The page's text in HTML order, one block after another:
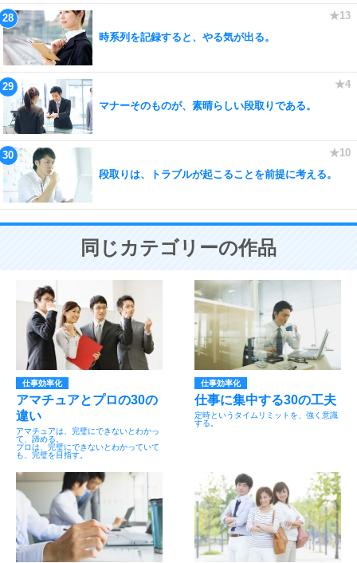
時系列を記録すると、やる気が出る。
マナーそのものが、素晴らしい段取りである。
段取りは、トラブルが起こることを前提に考える。
同じカテゴリーの作品
仕事効率化
アマチュアとプロの30の
違い
アマチュアは、完璧にできないとわかっ
て、諦める。
プロは、完璧にできないとわかっていて
も、完璧を目指す。
仕事効率化
仕事に集中する30の工夫
定時というタイムリミットを、強く意識
する。